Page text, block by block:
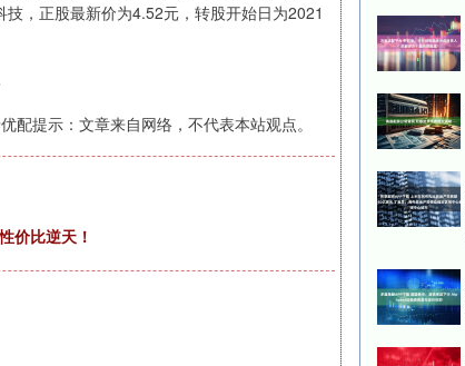
，正股最新价为4.52元，转股开始日为2021
配提示：文章来自网络，不代表本站观点。
价比逆天！